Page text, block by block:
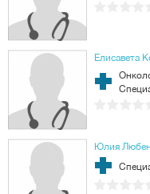
Елисавета
Юлия